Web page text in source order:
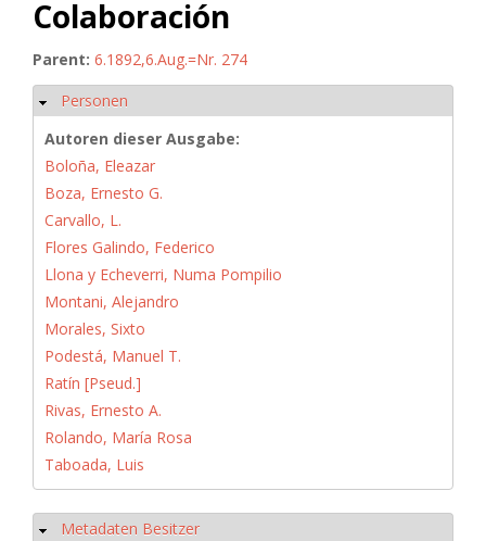
Colaboración
Parent: 6.1892,6.Aug.=Nr. 274
Hide
Personen
Autoren dieser Ausgabe:
Boloña, Eleazar
Boza, Ernesto G.
Carvallo, L.
Flores Galindo, Federico
Llona y Echeverri, Numa Pompilio
Montani, Alejandro
Morales, Sixto
Podestá, Manuel T.
Ratín [Pseud.]
Rivas, Ernesto A.
Rolando, María Rosa
Taboada, Luis
Hide
Metadaten Besitzer